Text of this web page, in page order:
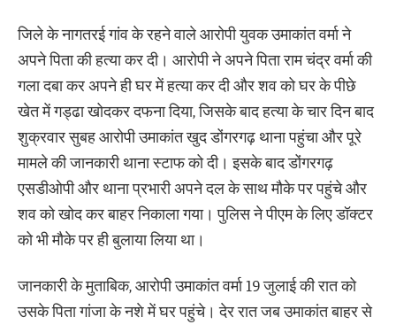
जिले के नागतरई गांव के रहने वाले आरोपी युवक उमाकांत वर्मा ने
अपने पिता की हत्या कर दी। आरोपी ने अपने पिता राम चंद्र वर्मा की
गला दबा कर अपने ही घर में हत्या कर दी और शव को घर के पीछे
खेत में गड्ढा खोदकर दफना दिया, जिसके बाद हत्या के चार दिन बाद
शुक्रवार सुबह आरोपी उमाकांत खुद डोंगरगढ़ थाना पहुंचा और पूरे
मामले की जानकारी थाना स्टाफ को दी। इसके बाद डोंगरगढ़
एसडीओपी और थाना प्रभारी अपने दल के साथ मौके पर पहुंचे और
शव को खोद कर बाहर निकाला गया। पुलिस ने पीएम के लिए डॉक्टर
को भी मौके पर ही बुलाया लिया था।
जानकारी के मुताबिक, आरोपी उमाकांत वर्मा 19 जुलाई की रात को
उसके पिता गांजा के नशे में घर पहुंचे। देर रात जब उमाकांत बाहर से